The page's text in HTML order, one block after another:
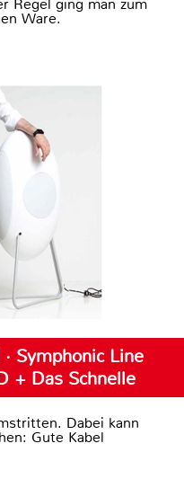
Regel ging man zum
Ware.
Symphonic Line
+ Das Schnelle
Dabei kann
Gute Kabel